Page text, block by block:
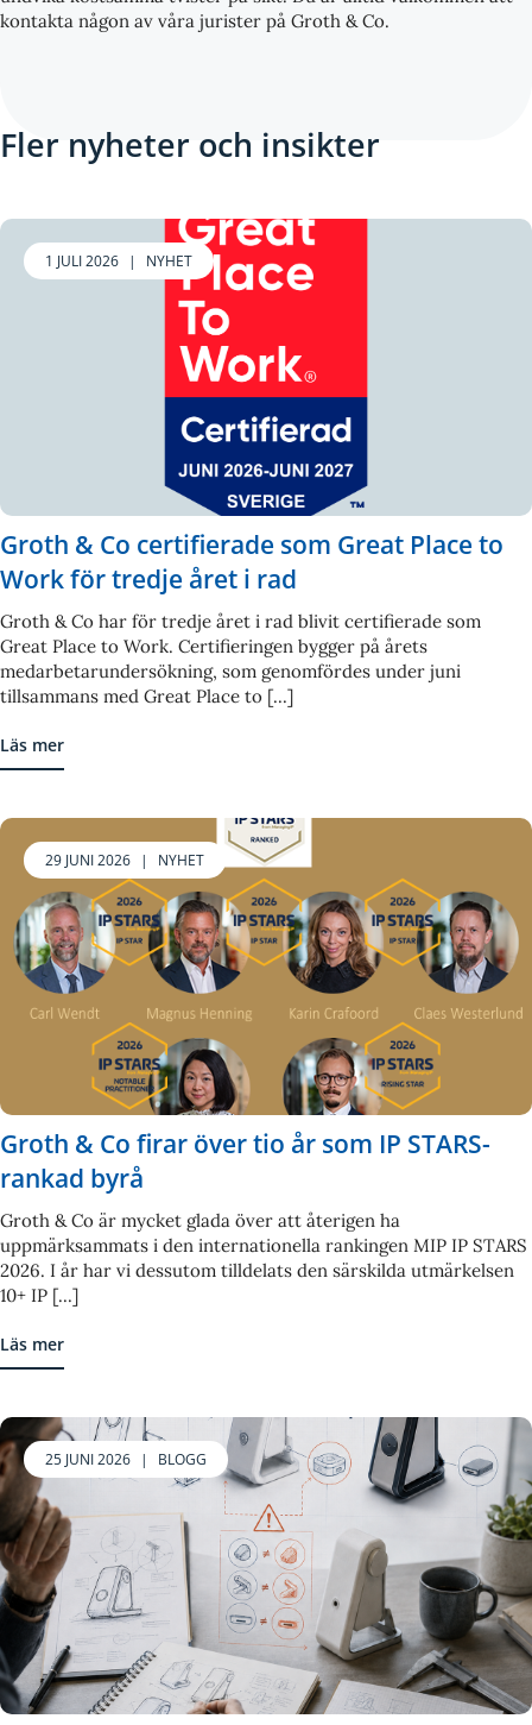
kontakta någon av våra jurister på Groth & Co.
Fler nyheter och insikter
1 JULI 2026 | NYHET
Groth & Co certifierade som Great Place to
Work för tredje året i rad
Groth & Co har för tredje året i rad blivit certifierade som
Great Place to Work. Certifieringen bygger på årets
medarbetarundersökning, som genomfördes under juni
tillsammans med Great Place to [...]
Läs mer
29 JUNI 2026 | NYHET
Groth & Co firar över tio år som IP STARS-
rankad byrå
Groth & Co är mycket glada över att återigen ha
uppmärksammats i den internationella rankingen MIP IP STARS
2026. I år har vi dessutom tilldelats den särskilda utmärkelsen
10+ IP [...]
Läs mer
25 JUNI 2026 | BLOGG